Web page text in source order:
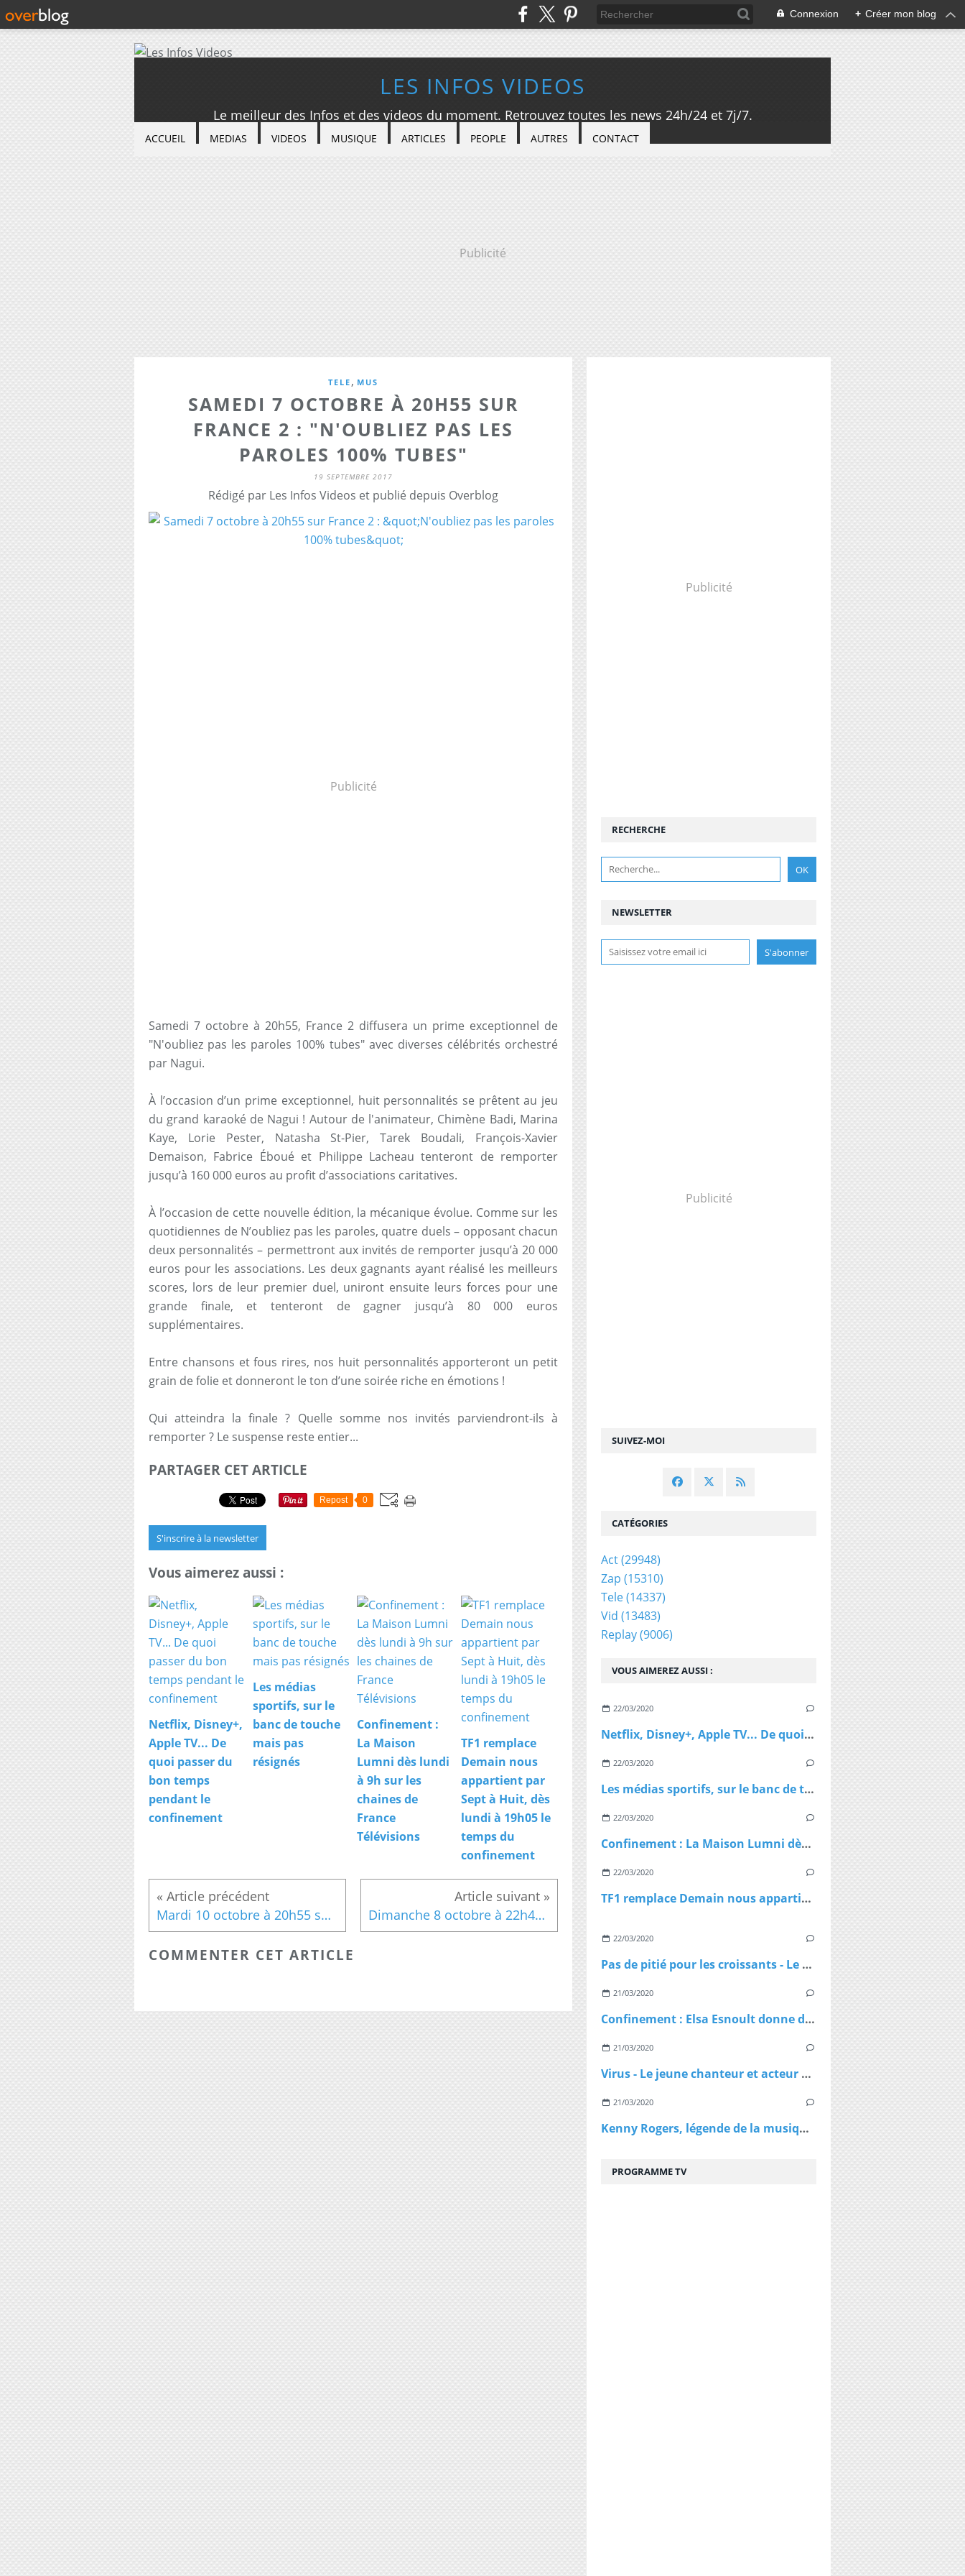
Connexion + Créer mon blog
LES INFOS VIDEOS
Le meilleur des Infos et des videos du moment. Retrouvez toutes les news 24h/24 et 7j/7.
ACCUEIL MEDIAS VIDEOS MUSIQUE ARTICLES PEOPLE AUTRES CONTACT
Publicité
TELE , MUS
SAMEDI 7 OCTOBRE À 20H55 SUR
FRANCE 2 : "N'OUBLIEZ PAS LES
PAROLES 100% TUBES"
19 SEPTEMBRE 2017
Rédigé par Les Infos Videos et publié depuis Overblog
Publicité
Samedi 7 octobre à 20h55, France 2 diffusera un prime exceptionnel de
"N'oubliez pas les paroles 100% tubes" avec diverses célébrités orchestré
par Nagui.
À l’occasion d’un prime exceptionnel, huit personnalités se prêtent au jeu
du grand karaoké de Nagui ! Autour de l'animateur, Chimène Badi, Marina
Kaye, Lorie Pester, Natasha St-Pier, Tarek Boudali, François-Xavier
Demaison, Fabrice Éboué et Philippe Lacheau tenteront de remporter
jusqu’à 160 000 euros au profit d’associations caritatives.
À l’occasion de cette nouvelle édition, la mécanique évolue. Comme sur les
quotidiennes de N’oubliez pas les paroles, quatre duels – opposant chacun
deux personnalités – permettront aux invités de remporter jusqu’à 20 000
euros pour les associations. Les deux gagnants ayant réalisé les meilleurs
scores, lors de leur premier duel, uniront ensuite leurs forces pour une
grande finale, et tenteront de gagner jusqu’à 80 000 euros
supplémentaires.
Entre chansons et fous rires, nos huit personnalités apporteront un petit
grain de folie et donneront le ton d’une soirée riche en émotions !
Qui atteindra la finale ? Quelle somme nos invités parviendront-ils à
remporter ? Le suspense reste entier...
PARTAGER CET ARTICLE
Repost 0
S'inscrire à la newsletter
Vous aimerez aussi :
Netflix, Disney+,
Apple TV... De
quoi passer du
bon temps
pendant le
confinement
Les médias
sportifs, sur le
banc de touche
mais pas
résignés
Confinement :
La Maison
Lumni dès lundi
à 9h sur les
chaines de
France
Télévisions
TF1 remplace
Demain nous
appartient par
Sept à Huit, dès
lundi à 19h05 le
temps du
confinement
Mardi 10 octobre à 20h55 sur France 2 : "Secrets d'Histoire - Agatha Christie : l'étrange reine du crime" Dimanche 8 octobre à 22h45, sur France 2 Patrick Poivre d'Arvor à l'honneur d'un documentaire de la collection d'"Un jour, un destin"
COMMENTER CET ARTICLE
Publicité
NEWSLETTER
SUIVEZ-MOI
RECHERCHE
Publicité
VOUS AIMEREZ AUSSI :
22/03/2020
Netflix, Disney+, Apple TV... De quoi passer du bon temps pendant le confinement
22/03/2020
Les médias sportifs, sur le banc de touche mais pas résignés
22/03/2020
Confinement : La Maison Lumni dès lundi à 9h sur les chaines de France Télévisions
22/03/2020
TF1 remplace Demain nous appartient par Sept à Huit, dès lundi à 19h05 le temps du confinement
22/03/2020
Pas de pitié pour les croissants - Le croissant pirate
21/03/2020
Confinement : Elsa Esnoult donne de ses nouvelles dans une longue vidéo Facebook Live
21/03/2020
Virus - Le jeune chanteur et acteur Lenni Kim annonce être positif au coronavirus ainsi que sa maman après un test fait au Canada
21/03/2020
Kenny Rogers, légende de la musique country, est décédé à 81 ans
CATÉGORIES
Act(29948)
Zap (15310)
Tele(14337)
Vid (13483)
Replay(9006)
PROGRAMME TV